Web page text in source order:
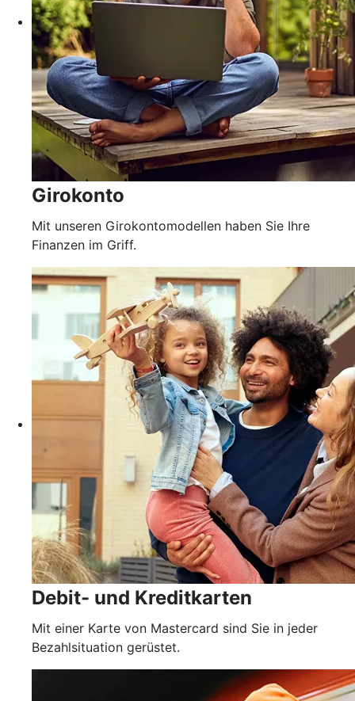
Girokonto
Mit unseren Girokontomodellen haben Sie Ihre
Finanzen im Griff.
Debit- und Kreditkarten
Mit einer Karte von Mastercard sind Sie in jeder
Bezahlsituation gerüstet.